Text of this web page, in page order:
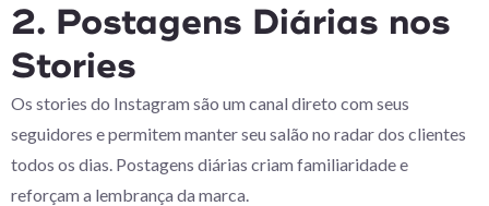
2. Postagens Diárias nos
Stories
Os stories do Instagram são um canal direto com seus
seguidores e permitem manter seu salão no radar dos clientes
todos os dias. Postagens diárias criam familiaridade e
reforçam a lembrança da marca.